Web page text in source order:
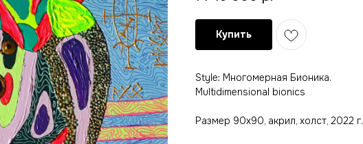
Купить
Style: Многомерная Бионика.
Multidimensional bionics
Размер 90х90, акрил, холст, 2022 г.